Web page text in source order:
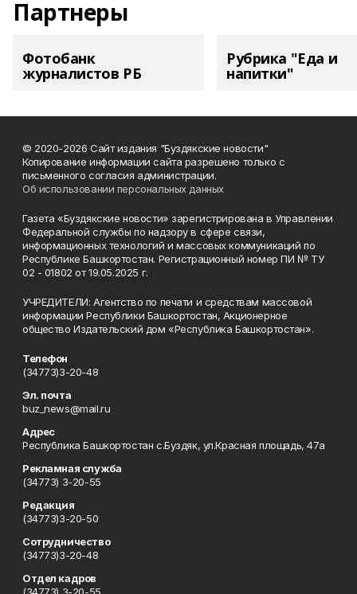
Партнеры
Фотобанк
журналистов РБ
Рубрика "Еда и
напитки"
© 2020-2026 Сайт издания "Буздякские новости"
Копирование информации сайта разрешено только с
письменного согласия администрации.
Об использовании персональных данных
Газета «Буздякские новости» зарегистрирована в Управлении
Федеральной службы по надзору в сфере связи,
информационных технологий и массовых коммуникаций по
Республике Башкортостан. Регистрационный номер ПИ № ТУ
02 - 01802 от 19.05.2025 г.
УЧРЕДИТЕЛИ: Агентство по печати и средствам массовой
информации Республики Башкортостан, Акционерное
общество Издательский дом «Республика Башкортостан».
Телефон
(34773)3-20-48
Эл. почта
buz_news@mail.ru
Адрес
Республика Башкортостан с.Буздяк, ул.Красная площадь, 47а
Рекламная служба
(34773) 3-20-55
Редакция
(34773)3-20-50
Сотрудничество
(34773)3-20-48
Отдел кадров